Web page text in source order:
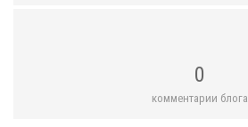
0
комментарии блога